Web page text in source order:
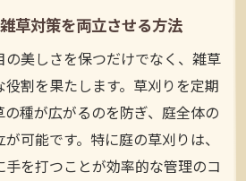
する最新道具の使い方と特徴
刈りできる便利な道具の選定
効率化するおすすめの庭道具
草対策を両立させる方法
美しさを保つだけでなく、雑草
割を果たします。草刈りを定期
種が広がるのを防ぎ、庭全体の
可能です。特に庭の草刈りは、
を打つことが効率的な管理のコ